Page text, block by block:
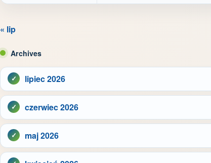
« lip
Archives
lipiec 2026
czerwiec 2026
maj 2026